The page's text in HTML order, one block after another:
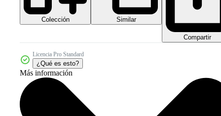
Colección Similar
Compartir
Licencia Pro Standard
¿Qué es esto?
Más información